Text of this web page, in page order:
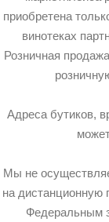
приобретена
винотеках
Розничная
Адреса бутиков,
Мы не
на дистанционную
Федеральным